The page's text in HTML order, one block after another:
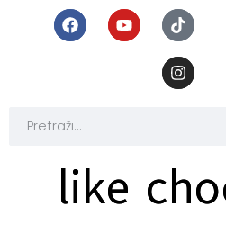
like
like